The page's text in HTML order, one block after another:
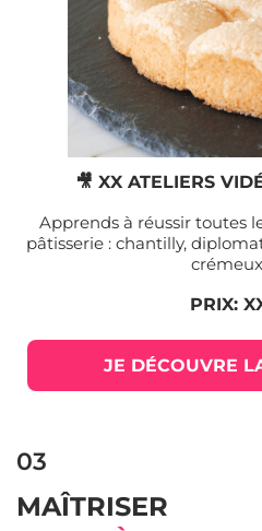
🎥 XX ATELIERS
Apprends à réussir toutes
pâtisserie : chantilly,
PRIX:
JE DÉCOUVRE
03
MAÎTRISER